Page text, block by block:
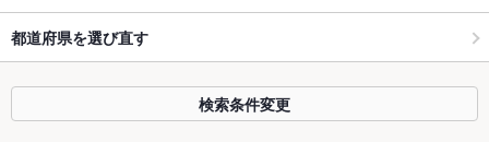
都道府県を選び直す
検索条件変更